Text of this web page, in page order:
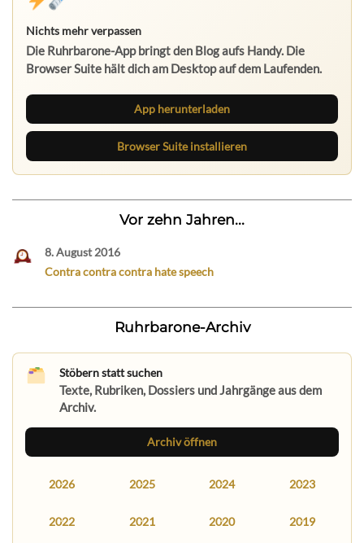
Nichts mehr verpassen
Die Ruhrbarone-App bringt den Blog aufs Handy. Die
Browser Suite hält dich am Desktop auf dem Laufenden.
App herunterladen
Browser Suite installieren
Vor zehn Jahren...
8. August 2016
Contra contra contra hate speech
Ruhrbarone-Archiv
Stöbern statt suchen
Texte, Rubriken, Dossiers und Jahrgänge aus dem
Archiv.
Archiv öffnen
2026 2025 2024 2023
2022 2021 2020 2019